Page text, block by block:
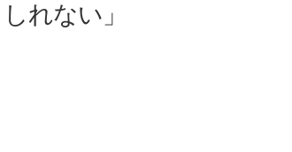
れない」